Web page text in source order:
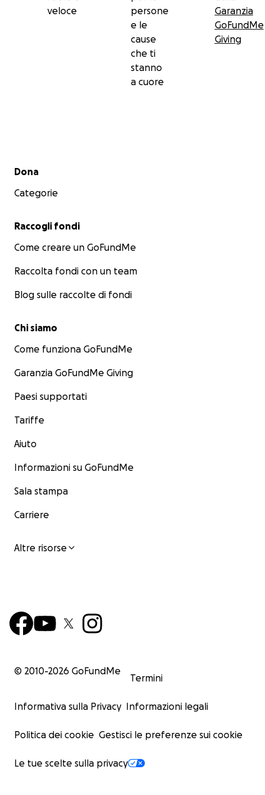
Fort Smith.
Collezione General William O. Darby #1982-062-027.
Donatrice: Doris Nell Darby.
veloce
persone
e le
cause
che ti
stanno
a cuore
Garanzia
GoFundMe
Giving
Menu secondario
Dona
Categorie
Raccogli fondi
Come creare un GoFundMe
Raccolta fondi con un team
Blog sulle raccolte di fondi
Chi siamo
Come funziona GoFundMe
Garanzia GoFundMe Giving
Paesi supportati
Tariffe
Aiuto
Informazioni su GoFundMe
Sala stampa
Carriere
Altre risorse
© 2010-2026 GoFundMe
Termini
Informativa sulla Privacy Informazioni legali
Politica dei cookie Gestisci le preferenze sui cookie
Le tue scelte sulla privacy